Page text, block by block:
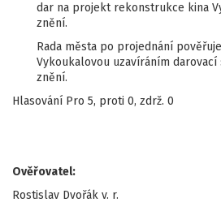
dar na projekt rekonstrukce kina
znění.
Rada města po projednání
Vykoukalovou uzavíráním
znění.
Hlasování Pro 5, proti 0, zdrž. 0
Ověřovatel:
Rostislav Dvořák v. r.